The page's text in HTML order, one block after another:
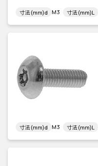
寸法(mm)d M3 寸法(mm)L
寸法(mm)d M3 寸法(mm)L